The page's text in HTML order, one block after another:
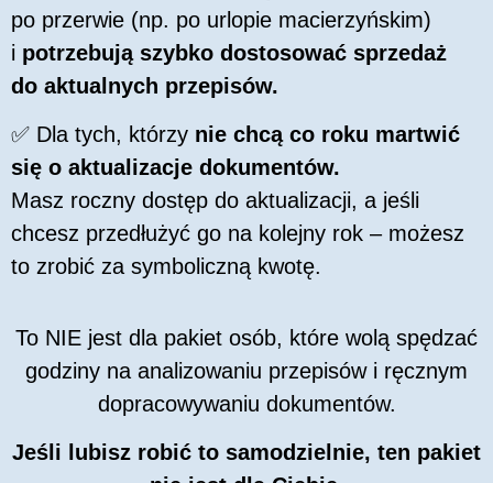
po przerwie (np. po urlopie macierzyńskim)
i potrzebują szybko dostosować sprzedaż
do aktualnych przepisów.
✅ Dla tych, którzy nie chcą co roku martwić
się o aktualizacje dokumentów.
Masz roczny dostęp do aktualizacji, a jeśli
chcesz przedłużyć go na kolejny rok – możesz
to zrobić za symboliczną kwotę.
To NIE jest dla pakiet osób, które wolą spędzać
godziny na analizowaniu przepisów i ręcznym
dopracowywaniu dokumentów.
Jeśli lubisz robić to samodzielnie, ten pakiet